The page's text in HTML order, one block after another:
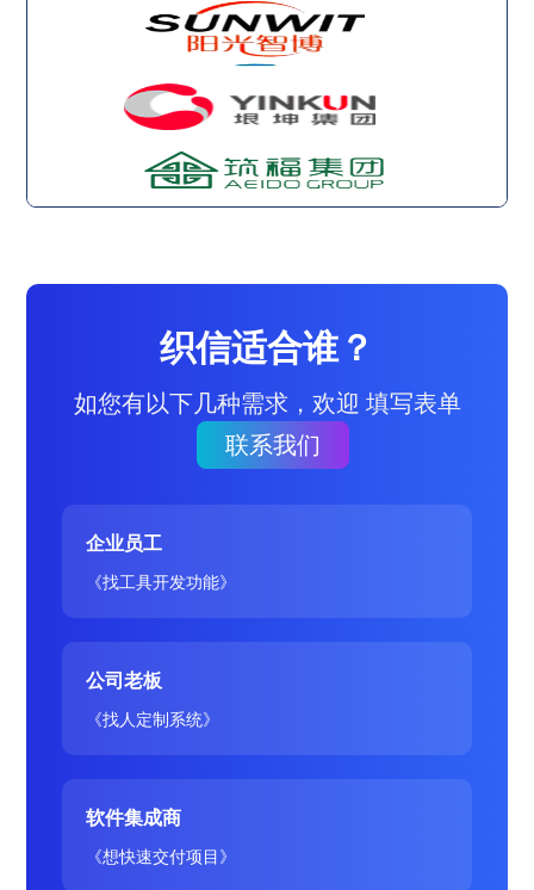
织信适合谁？
如您有以下几种需求，欢迎 填写表单
联系我们
企业员工
《找工具开发功能》
公司老板
《找人定制系统》
软件集成商
《想快速交付项目》